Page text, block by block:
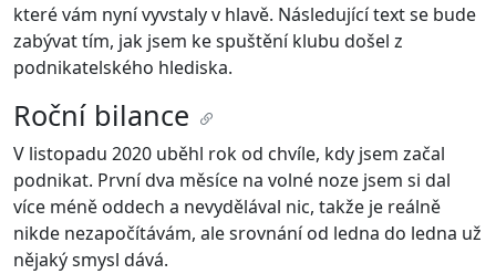
které vám nyní vyvstaly v hlavě. Následující text se bude
zabývat tím, jak jsem ke spuštění klubu došel z
podnikatelského hlediska.
Roční bilance
V listopadu 2020 uběhl rok od chvíle, kdy jsem začal
podnikat. První dva měsíce na volné noze jsem si dal
více méně oddech a nevydělával nic, takže je reálně
nikde nezapočítávám, ale srovnání od ledna do ledna už
nějaký smysl dává.